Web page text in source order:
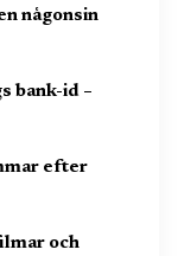
någonsin
bank-id –
efter
och